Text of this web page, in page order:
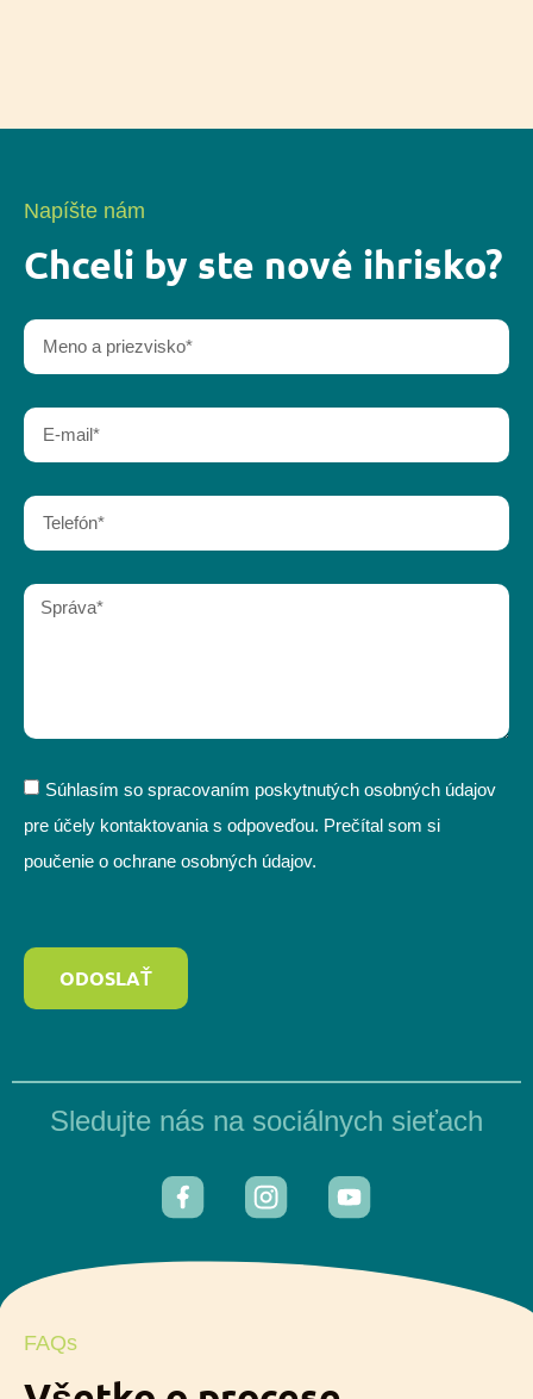
Napíšte nám
Chceli by ste nové ihrisko?
Súhlasím so spracovaním poskytnutých osobných údajov
pre účely kontaktovania s odpoveďou. Prečítal som si
poučenie o ochrane osobných údajov.
ODOSLAŤ
Sledujte nás na sociálnych sieťach
FAQs